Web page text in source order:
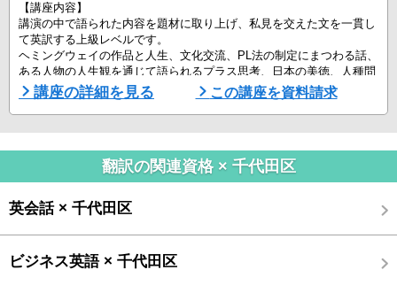
【講座内容】
講演の中で語られた内容を題材に取り上げ、私見を交えた文を一貫し
て英訳する上級レベルです。
ヘミングウェイの作品と人生、文化交流、PL法の制定にまつわる話、
ある人物の人生観を通じて語られるプラス思考、日本の美徳、人種問
題まで経験談が続きます。
訳し方とその面白さを楽しみます。
プロの翻訳者や英語学習者で、表現する文章スタイルや表現技法を奥
深く追求する課題に挑戦したい方、すでにプロ活動に手を染めてい
て、実力は充分あっても一段とブラッシュアップしたい方にお勧めで
【特長】
課題・添 ...
講座の詳細を見る この講座を資料請求
翻訳の関連資格 × 千代田区
英会話 × 千代田区
ビジネス英語 × 千代田区